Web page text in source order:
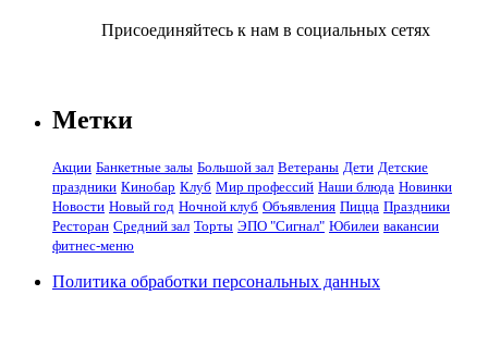
Присоединяйтесь к нам в социальных сетях
Метки
Акции Банкетные залы Большой зал Ветераны Дети Детские
праздники Кинобар Клуб Мир профессий Наши блюда Новинки
Новости Новый год Ночной клуб Объявления Пицца Праздники
Ресторан Средний зал Торты ЭПО "Сигнал" Юбилеи вакансии
фитнес-меню
Политика обработки персональных данных